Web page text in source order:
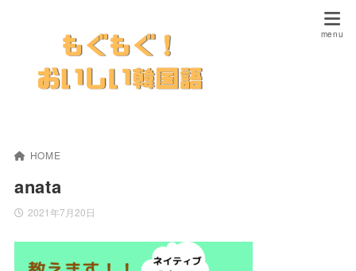
HOME
anata
2021年7月20日